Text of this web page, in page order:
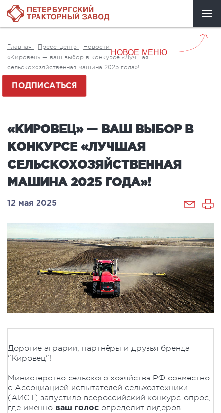
НОВОЕ МЕНЮ
Главная - Пресс-центр - Новости -
«Кировец» — ваш выбор в конкурсе «Лучшая
сельскохозяйственная машина 2025 года»!
ПОДПИСАТЬСЯ
«КИРОВЕЦ» — ВАШ ВЫБОР В
КОНКУРСЕ «ЛУЧШАЯ
СЕЛЬСКОХОЗЯЙСТВЕННАЯ
МАШИНА 2025 ГОДА»!
12 мая 2025
Дорогие аграрии, партнёры и друзья бренда
"Кировец"!
Министерство сельского хозяйства РФ совместно
с Ассоциацией испытателей сельхозтехники
(АИСТ) запустило всероссийский конкурс-опрос,
где именно ваш голос определит лидеров